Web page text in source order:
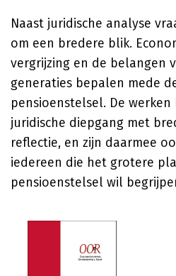
Naast juridische analyse
om een bredere blik.
vergrijzing en de belangen
generaties bepalen mede
pensioenstelsel. De
juridische diepgang met
reflectie, en zijn daarmee
iedereen die het grotere
pensioenstelsel wil